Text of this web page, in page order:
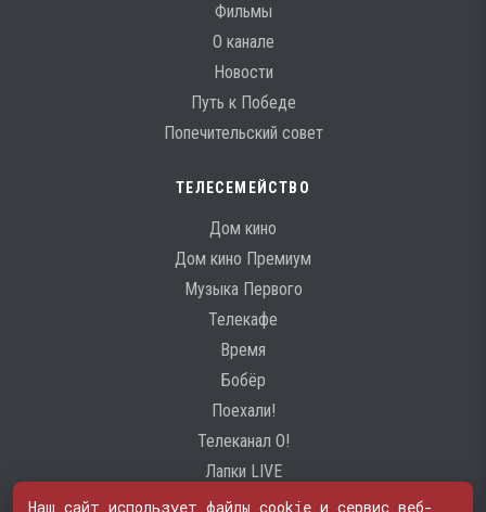
Фильмы
О канале
Новости
Путь к Победе
Попечительский совет
ТЕЛЕСЕМЕЙСТВО
Дом кино
Дом кино Премиум
Музыка Первого
Телекафе
Время
Бобёр
Поехали!
Телеканал О!
Лапки LIVE
Наш сайт использует файлы cookie и сервис веб-